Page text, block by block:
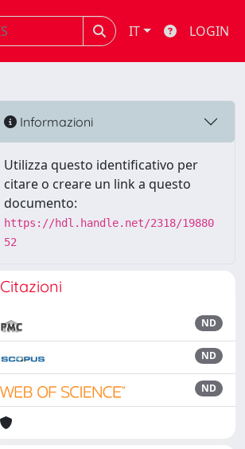
IT LOGIN
Informazioni
Utilizza questo identificativo per
citare o creare un link a questo
documento:
https://hdl.handle.net/2318/19880
52
Citazioni
ND
ND
ND